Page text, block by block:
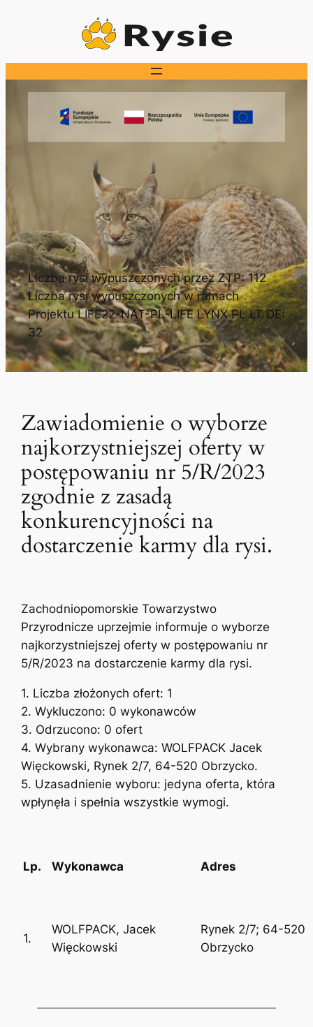
Liczba rysi wypuszczonych przez ZTP: 112
Liczba rysi wypuszczonych w ramach
Projektu LIFE22-NAT-PL-LIFE LYNX PL LT DE:
32
Zawiadomienie o wyborze
najkorzystniejszej oferty w
postępowaniu nr 5/R/2023
zgodnie z zasadą
konkurencyjności na
dostarczenie karmy dla rysi.
Zachodniopomorskie Towarzystwo
Przyrodnicze uprzejmie informuje o wyborze
najkorzystniejszej oferty w postępowaniu nr
5/R/2023 na dostarczenie karmy dla rysi.
1. Liczba złożonych ofert: 1
2. Wykluczono: 0 wykonawców
3. Odrzucono: 0 ofert
4. Wybrany wykonawca: WOLFPACK Jacek
Więckowski, Rynek 2/7, 64-520 Obrzycko.
5. Uzasadnienie wyboru: jedyna oferta, która
wpłynęła i spełnia wszystkie wymogi.
Lp. Wykonawca Adres
1.
WOLFPACK, Jacek
Więckowski
Rynek 2/7; 64-520
Obrzycko